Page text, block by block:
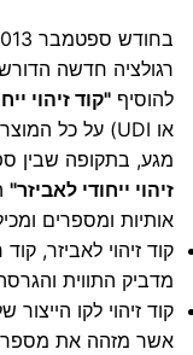
רגולציה חדשה
להוסיף "קוד זיהוי
או UDI)
על כל
מגע, בתקופה שבין ספטמבר 2014 עד
זיהוי ייחודי לאביזר"
אותיות ומספרים
קוד זיהוי לאביזר,
מדביק התווית
קוד זיהוי לקו
אשר מזהה את מספר